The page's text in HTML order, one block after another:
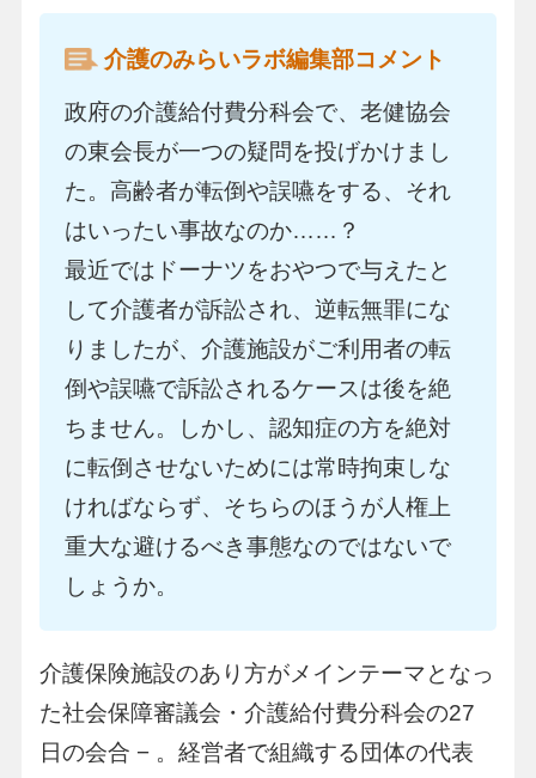
介護のみらいラボ編集部コメント
政府の介護給付費分科会で、老健協会
の東会長が一つの疑問を投げかけまし
た。高齢者が転倒や誤嚥をする、それ
はいったい事故なのか……？
最近ではドーナツをおやつで与えたと
して介護者が訴訟され、逆転無罪にな
りましたが、介護施設がご利用者の転
倒や誤嚥で訴訟されるケースは後を絶
ちません。しかし、認知症の方を絶対
に転倒させないためには常時拘束しな
ければならず、そちらのほうが人権上
重大な避けるべき事態なのではないで
しょうか。
介護保険施設のあり方がメインテーマとなっ
た社会保障審議会・介護給付費分科会の27
日の会合 − 。経営者で組織する団体の代表